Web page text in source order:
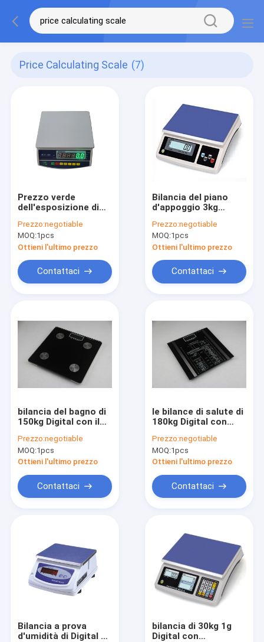
Price Calculating Scale (7)
Prezzo verde
dell'esposizione di
calcola scala
Prezzo:negotiable
MOQ:1pcs
Ottieni l'ultimo prezzo
Contattaci
Bilancia del piano
d'appoggio 3kg
Prezzo:negotiable
MOQ:1pcs
Ottieni l'ultimo prezzo
Contattaci
bilancia del bagno di
150kg Digital con il
idratazione
Prezzo:negotiable
MOQ:1pcs
Ottieni l'ultimo prezzo
Contattaci
le bilance di salute di
180kg Digital con
Prezzo:negotiable
MOQ:1pcs
Ottieni l'ultimo prezzo
Contattaci
Bilancia a prova
d'umidità di Digital di
bilancia di 30kg 1g
Digital con